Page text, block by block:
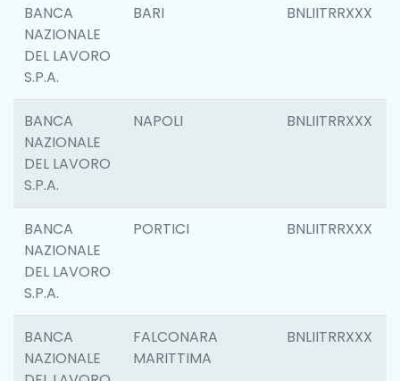
BANCA
NAZIONALE
DEL LAVORO
S.P.A.
BARI BNLIITRRXXX
BANCA
NAZIONALE
DEL LAVORO
S.P.A.
NAPOLI BNLIITRRXXX
BANCA
NAZIONALE
DEL LAVORO
S.P.A.
PORTICI BNLIITRRXXX
BANCA
NAZIONALE
FALCONARA
MARITTIMA
BNLIITRRXXX